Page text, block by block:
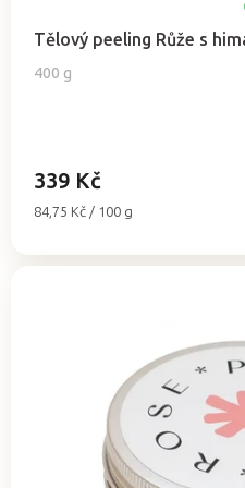
Tělový peeling Růže s
400 g
339 Kč
Měrná
84,75 Kč / 100 g